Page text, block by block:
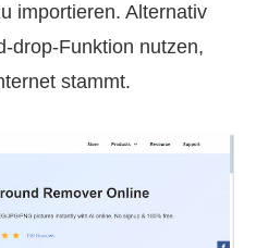
importieren. Alternativ
drop-Funktion nutzen,
stammt.